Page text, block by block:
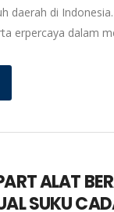
daerah di
erpercaya dalam
ALAT
SUKU